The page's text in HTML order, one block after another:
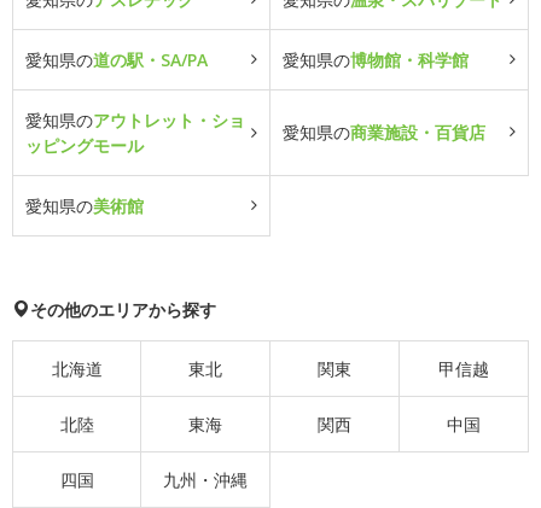
愛知県の道の駅・SA/PA 愛知県の博物館・科学館
愛知県のアウトレット・ショ
ッピングモール
愛知県の商業施設・百貨店
愛知県の美術館
その他のエリアから探す
北海道 東北 関東 甲信越
北陸 東海 関西 中国
四国 九州・沖縄